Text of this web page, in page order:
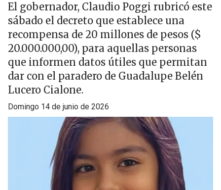
El gobernador, Claudio Poggi rubricó este
sábado el decreto que establece una
recompensa de 20 millones de pesos ($
20.000.000,00), para aquellas personas
que informen datos útiles que permitan
dar con el paradero de Guadalupe Belén
Lucero Cialone.
domingo 14 de junio de 2026